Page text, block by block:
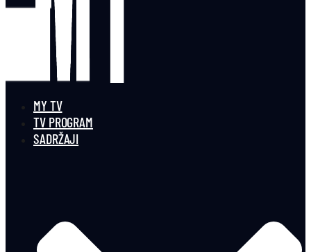
MY TV
TV PROGRAM
SADRŽAJI